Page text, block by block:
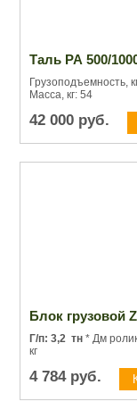
Таль РА 500/
Грузоподъемность,
Масса, кг: 54
42 000 руб.
Блок грузовой
Г/п: 3,2 тн * Дм
кг
4 784руб.